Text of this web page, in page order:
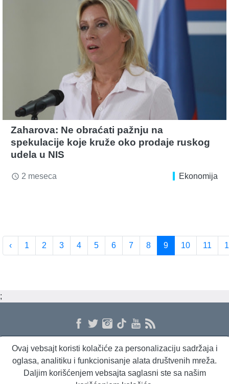
Zaharova: Ne obraćati pažnju na
spekulacije koje kruže oko prodaje ruskog
udela u NIS
access_time 2 meseca Ekonomija
‹ 1 2 3 4 5 6 7 8 9 10 11
;
O nama Proizvodi i usluge Politika privatnosti Kontakt RSS
Ovaj vebsajt koristi kolačiće za personalizaciju sadržaja i
oglasa, analitiku i funkcionisanje alata društvenih mreža.
Daljim korišćenjem vebsajta saglasni ste sa našim